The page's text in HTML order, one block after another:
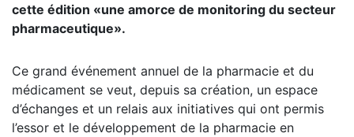
cette édition «une amorce de monitoring du secteur
pharmaceutique».
Ce grand événement annuel de la pharmacie et du
médicament se veut, depuis sa création, un espace
d’échanges et un relais aux initiatives qui ont permis
l’essor et le développement de la pharmacie en